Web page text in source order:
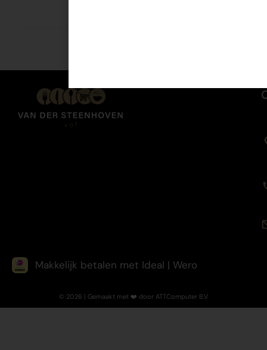
Makkelijk betalen met Ideal | Wero
© 2026 | Gemaakt met ❤️ door ATTComputer B.V